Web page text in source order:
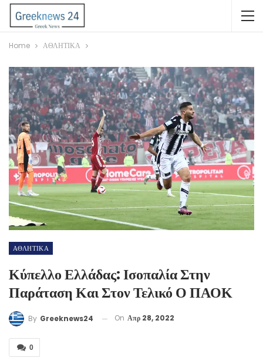
Home ΑΘΛΗΤΙΚΑ
ΑΘΛΗΤΙΚΑ
Κύπελλο Ελλάδας: Ισοπαλία Στην
Παράταση Και Στον Τελικό Ο ΠΑΟΚ
By Greeknews24 On Απρ 28, 2022
0